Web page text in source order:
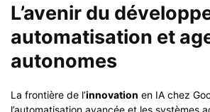
L’avenir du
automatisation et
autonomes
La frontière de l’innovation en IA chez
l’automatisation avancée et les systèmes